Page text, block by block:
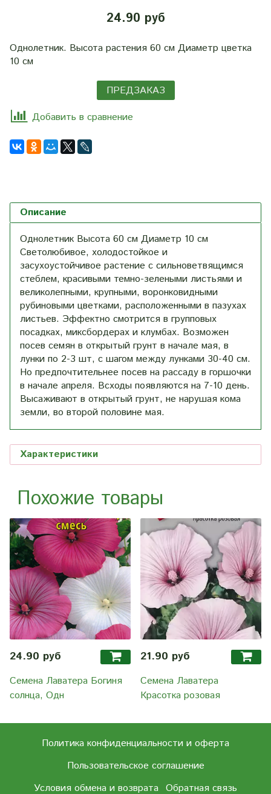
24.90 руб
Однолетник. Высота растения 60 см Диаметр цветка
10 см
ПРЕДЗАКАЗ
Добавить в сравнение
Описание
Однолетник Высота 60 см Диаметр 10 см
Светолюбивое, холодостойкое и
засухоустойчивое растение с сильноветвящимся
стеблем, красивыми темно-зелеными листьями и
великолепными, крупными, воронковидными
рубиновыми цветками, расположенными в пазухах
листьев. Эффектно смотрится в групповых
посадках, миксбордерах и клумбах. Возможен
посев семян в открытый грунт в начале мая, в
лунки по 2-3 шт, с шагом между лунками 30-40 см.
Но предпочтительнее посев на рассаду в горшочки
в начале апреля. Всходы появляются на 7-10 день.
Высаживают в открытый грунт, не нарушая кома
земли, во второй половине мая.
Характеристики
Похожие товары
24.90 руб
Семена Лаватера Богиня
солнца, Одн
21.90 руб
Семена Лаватера
Красотка розовая
Политика конфиденциальности и оферта
Пользовательское соглашение
Условия обмена и возврата Обратная связь